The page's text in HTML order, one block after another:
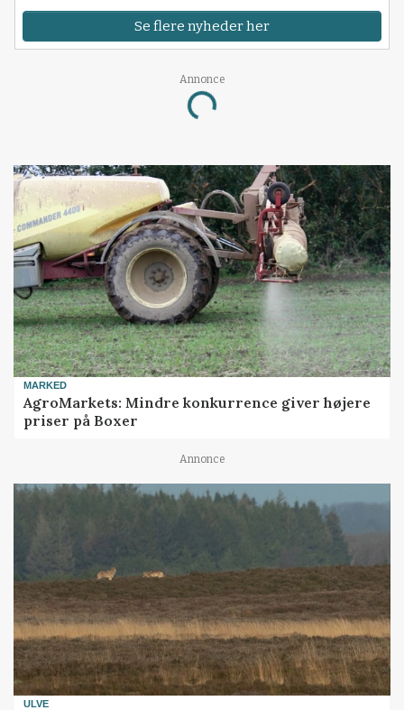
Se flere nyheder her
Annonce
Loading...
MARKED
AgroMarkets: Mindre konkurrence giver højere
priser på Boxer
Annonce
ULVE